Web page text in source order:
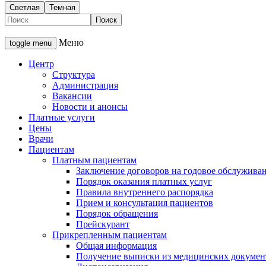
Светлая Темная
toggle menu Меню
Центр
Структура
Администрация
Вакансии
Новости и анонсы
Платные услуги
Цены
Врачи
Пациентам
Платным пациентам
Заключение договоров на годовое
Порядок оказания платных услуг
Правила внутреннего распорядка
Прием и консультация пациентов
Порядок обращения
Прейскурант
Прикрепленным пациентам
Общая информация
Получение выписки из медицинских